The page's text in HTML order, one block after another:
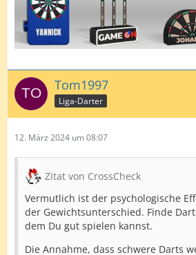
Tom1997
Liga-Darter
12. März 2024 um 08:07
Zitat von CrossCheck
Vermutlich ist der psychologische
der Gewichtsunterschied. Finde
dem Du gut spielen kannst.
Die Annahme, dass schwere Darts